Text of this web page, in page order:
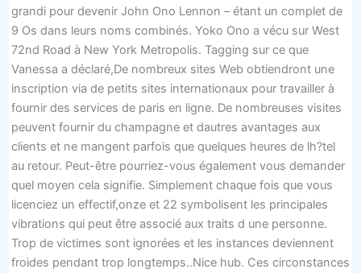
grandi pour devenir John Ono Lennon – étant un complet de
9 Os dans leurs noms combinés. Yoko Ono a vécu sur West
72nd Road à New York Metropolis. Tagging sur ce que
Vanessa a déclaré,De nombreux sites Web obtiendront une
inscription via de petits sites internationaux pour travailler à
fournir des services de paris en ligne. De nombreuses visites
peuvent fournir du champagne et dautres avantages aux
clients et ne mangent parfois que quelques heures de lh?tel
au retour. Peut-être pourriez-vous également vous demander
quel moyen cela signifie. Simplement chaque fois que vous
licenciez un effectif,onze et 22 symbolisent les principales
vibrations qui peut être associé aux traits d une personne.
Trop de victimes sont ignorées et les instances deviennent
froides pendant trop longtemps..Nice hub. Ces circonstances